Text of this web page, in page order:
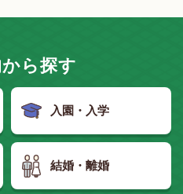
から探す
入園・入学
結婚・離婚